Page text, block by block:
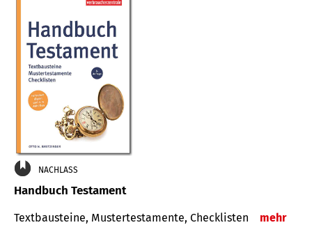
NACHLASS
Handbuch Testament
Textbausteine, Mustertestamente, Checklisten mehr